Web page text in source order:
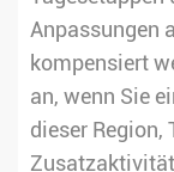
Anpassungen
kompensiert
an, wenn Sie
dieser Region,